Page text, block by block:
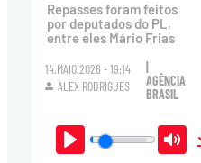
Repasses foram feitos
por deputados do PL,
entre eles Mário Frias
14.MAIO.2026 - 19:14
ALEX RODRIGUES
AGÊNCIA
BRASIL